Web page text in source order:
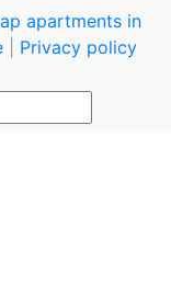
apartments in
Privacy policy